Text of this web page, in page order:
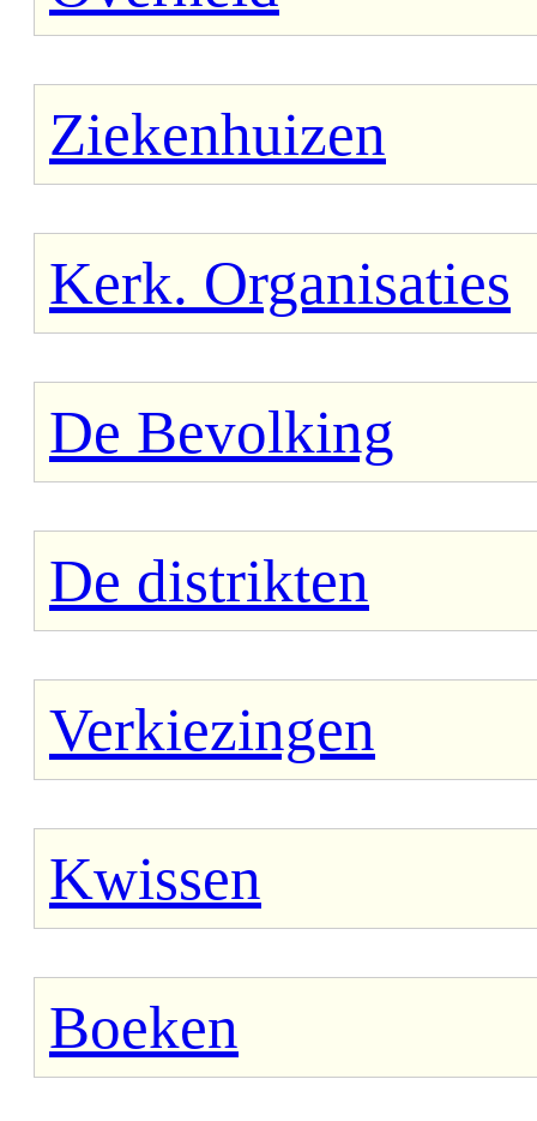
Ziekenhuizen
Kerk. Organisaties
De Bevolking
De distrikten
Verkiezingen
Kwissen
Boeken